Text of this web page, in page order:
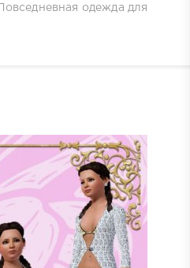
Повседневная одежда для